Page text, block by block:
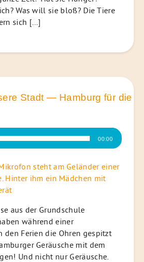
Was will sie bloß? Die Tiere
sich […]
Stadt — Hamburg für die
00:00
aus der Grundschule
während einer
den Ferien die Ohren gespitzt
Geräusche mit dem
Und nicht nur Geräusche.